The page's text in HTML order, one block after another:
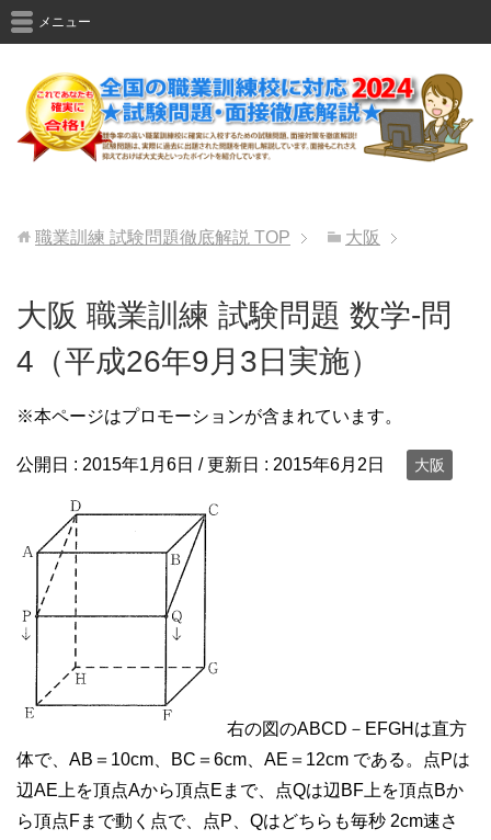
メニュー
職業訓練 試験問題徹底解説 TOP 大阪
大阪 職業訓練 試験問題 数学-問
4（平成26年9月3日実施）
※本ページはプロモーションが含まれています。
公開日 : 2015年1月6日 / 更新日 : 2015年6月2日 大阪
右の図のABCD－EFGHは直方
体で、AB＝10cm、BC＝6cm、AE＝12cm である。点Pは
辺AE上を頂点Aから頂点Eまで、点Qは辺BF上を頂点Bか
ら頂点Fまで動く点で、点P、Qはどちらも毎秒 2cm速さ